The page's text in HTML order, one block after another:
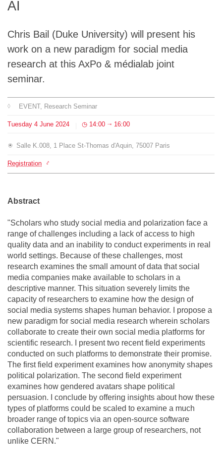
The médialab
FR|
AI
Chris Bail (Duke University) will present his
work on a new paradigm for social media
research at this AxPo & médialab joint
seminar.
EVENT, Research Seminar
Tuesday 4 June 2024 14:00 ⇥ 16:00
Salle K.008, 1 Place St-Thomas d'Aquin, 75007 Paris
Registration
Abstract
"Scholars who study social media and polarization face a
range of challenges including a lack of access to high
quality data and an inability to conduct experiments in real
world settings. Because of these challenges, most
research examines the small amount of data that social
media companies make available to scholars in a
descriptive manner. This situation severely limits the
capacity of researchers to examine how the design of
social media systems shapes human behavior. I propose a
new paradigm for social media research wherein scholars
collaborate to create their own social media platforms for
scientific research. I present two recent field experiments
conducted on such platforms to demonstrate their promise.
The first field experiment examines how anonymity shapes
political polarization. The second field experiment
examines how gendered avatars shape political
persuasion. I conclude by offering insights about how these
types of platforms could be scaled to examine a much
broader range of topics via an open-source software
collaboration between a large group of researchers, not
unlike CERN."